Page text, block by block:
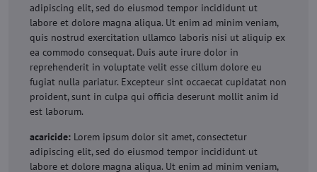
adipiscing elit, sed do eiusmod tempor incididunt ut
labore et dolore magna aliqua. Ut enim ad minim veniam,
quis nostrud exercitation ullamco laboris nisi ut aliquip ex
ea commodo consequat. Duis aute irure dolor in
reprehenderit in voluptate velit esse cillum dolore eu
fugiat nulla pariatur. Excepteur sint occaecat cupidatat non
proident, sunt in culpa qui officia deserunt mollit anim id
est laborum.
acaricide: Lorem ipsum dolor sit amet, consectetur
adipiscing elit, sed do eiusmod tempor incididunt ut
labore et dolore magna aliqua. Ut enim ad minim veniam,